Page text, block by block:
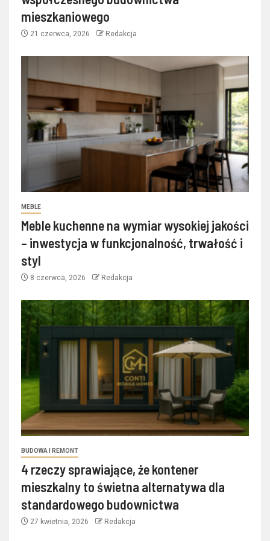
mieszkaniowego
21 czerwca, 2026 Redakcja
MEBLE
Meble kuchenne na wymiar wysokiej jakości
– inwestycja w funkcjonalność, trwałość i
styl
8 czerwca, 2026 Redakcja
BUDOWA I REMONT
4 rzeczy sprawiające, że kontener
mieszkalny to świetna alternatywa dla
standardowego budownictwa
27 kwietnia, 2026 Redakcja